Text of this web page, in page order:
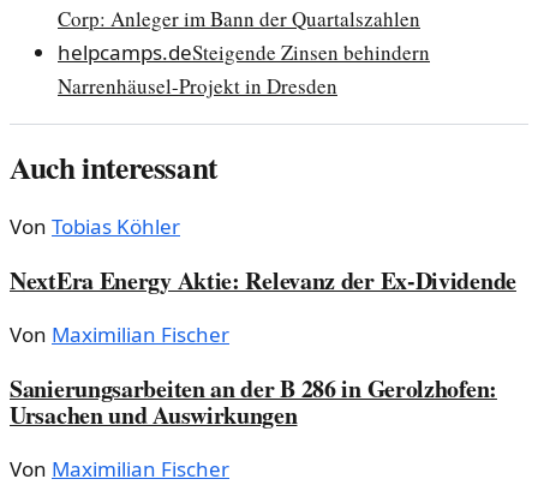
Corp: Anleger im Bann der Quartalszahlen
helpcamps.deSteigende Zinsen behindern
Narrenhäusel-Projekt in Dresden
Auch interessant
Von Tobias Köhler
NextEra Energy Aktie: Relevanz der Ex-Dividende
Von Maximilian Fischer
Sanierungsarbeiten an der B 286 in Gerolzhofen:
Ursachen und Auswirkungen
Von Maximilian Fischer